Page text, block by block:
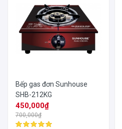
Bếp gas đơn Sunhouse
SHB-212KG
450,000₫
700,000₫